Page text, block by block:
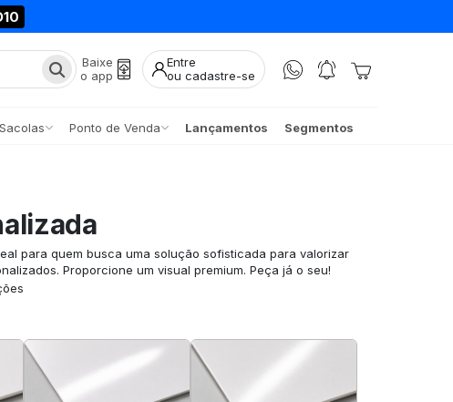
Baixe
o app
Entre
ou cadastre-se
Ponto de Venda Lançamentos Segmentos
para quem busca uma solução sofisticada para valorizar
Proporcione um visual premium. Peça já o seu!